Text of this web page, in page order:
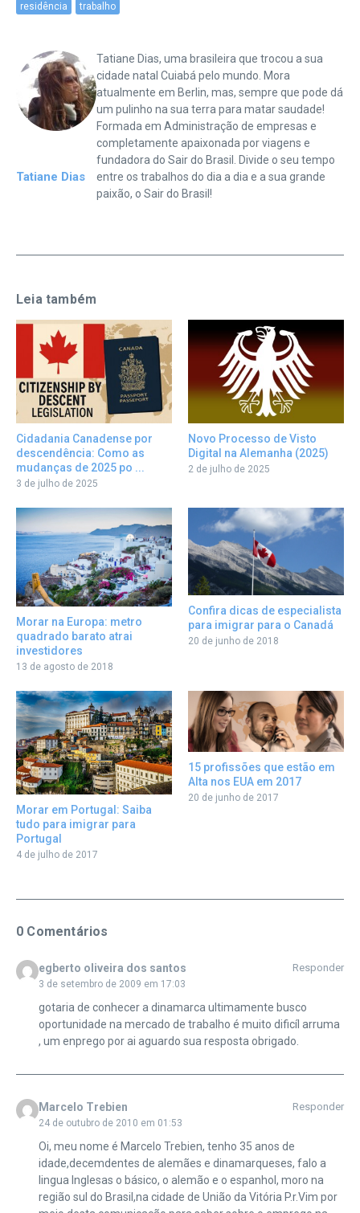
residência
trabalho
Tatiane Dias
Tatiane Dias, uma brasileira que trocou a sua
cidade natal Cuiabá pelo mundo. Mora
atualmente em Berlin, mas, sempre que pode dá
um pulinho na sua terra para matar saudade!
Formada em Administração de empresas e
completamente apaixonada por viagens e
fundadora do Sair do Brasil. Divide o seu tempo
entre os trabalhos do dia a dia e a sua grande
paixão, o Sair do Brasil!
Leia também
Cidadania Canadense por
descendência: Como as
mudanças de 2025 po ...
3 de julho de 2025
Novo Processo de Visto
Digital na Alemanha (2025)
2 de julho de 2025
Morar na Europa: metro
quadrado barato atrai
investidores
13 de agosto de 2018
Confira dicas de especialista
para imigrar para o Canadá
20 de junho de 2018
Morar em Portugal: Saiba
tudo para imigrar para
Portugal
4 de julho de 2017
15 profissões que estão em
Alta nos EUA em 2017
20 de junho de 2017
0 Comentários
egberto oliveira dos santos
3 de setembro de 2009 em 17:03
Responder
gotaria de conhecer a dinamarca ultimamente busco
oportunidade na mercado de trabalho é muito dificíl arruma
, um enprego por ai aguardo sua resposta obrigado.
Marcelo Trebien
24 de outubro de 2010 em 01:53
Responder
Oi, meu nome é Marcelo Trebien, tenho 35 anos de
idade,decemdentes de alemães e dinamarqueses, falo a
lingua Inglesas o básico, o alemão e o espanhol, moro na
região sul do Brasil,na cidade de União da Vitória P.r.Vim por